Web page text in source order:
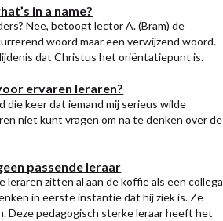
in a name?
Nee, betoogt lector A. (Bram) de
woord maar een verwijzend woord.
dat Christus het oriëntatiepunt is.
ervaren leraren?
die keer dat iemand mij serieus wilde
niet kunt vragen om na te denken over de
passende leraar
leraren zitten al aan de koffie als een collega
in eerste instantie dat hij ziek is. Ze
Deze pedagogisch sterke leraar heeft het